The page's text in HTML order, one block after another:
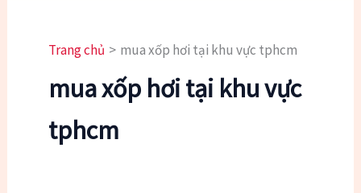
Trang chủ mua xốp hơi tại khu vực tphcm
mua xốp hơi tại khu vực
tphcm